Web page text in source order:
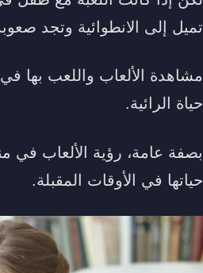
تميل إلى الانطوائية وتجد
مشاهدة الألعاب واللعب بها
حياة الرائية.
بصفة عامة، رؤية الألعاب في
حياتها في الأوقات المقبلة.